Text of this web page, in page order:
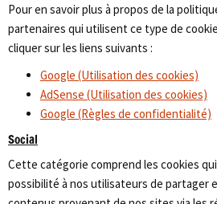
Pour en savoir plus à propos de la
partenaires qui utilisent ce type de
cliquer sur les liens suivants :
Google (Utilisation des cookies)
AdSense (Utilisation des cookies)
Google (Règles de confidentialité)
Social
Cette catégorie comprend les cookies
possibilité à nos utilisateurs de partager